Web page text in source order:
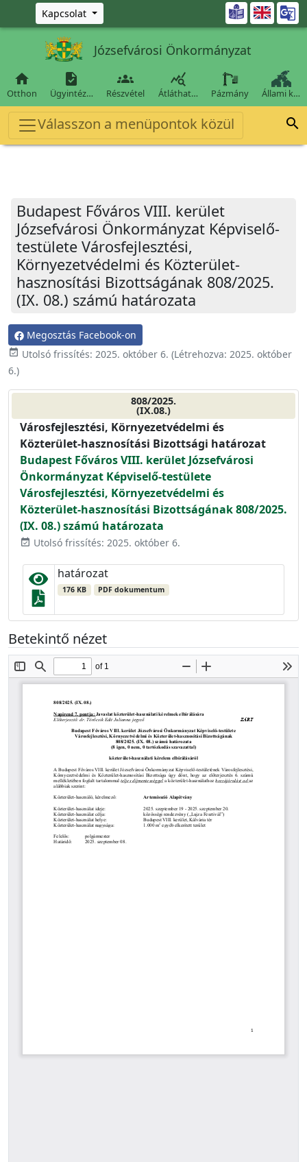
Ugrás a fő tartalomra
Kapcsolat 
Józsefvárosi Önkormányzat

Otthon

Ügyintéz…

Részvétel

Átláthat… Pázmány Állami k…
Válasszon a menüpontok közül 
Budapest Főváros VIII. kerület
Józsefvárosi Önkormányzat Képviselő-
testülete Városfejlesztési,
Környezetvédelmi és Közterület-
hasznosítási Bizottságának 808/2025.
(IX. 08.) számú határozata
Megosztás Facebook-on
event_available Utolsó frissítés: 2025. október 6. (Létrehozva: 2025. október
6.)
808/2025.
(IX.08.)
Városfejlesztési, Környezetvédelmi és
Közterület-hasznosítási Bizottsági határozat
Budapest Főváros VIII. kerület Józsefvárosi
Önkormányzat Képviselő-testülete
Városfejlesztési, Környezetvédelmi és
Közterület-hasznosítási Bizottságának 808/2025.
(IX. 08.) számú határozata
event_available Utolsó frissítés: 2025. október 6.
határozat
176 KB PDF dokumentum
Betekintő nézet